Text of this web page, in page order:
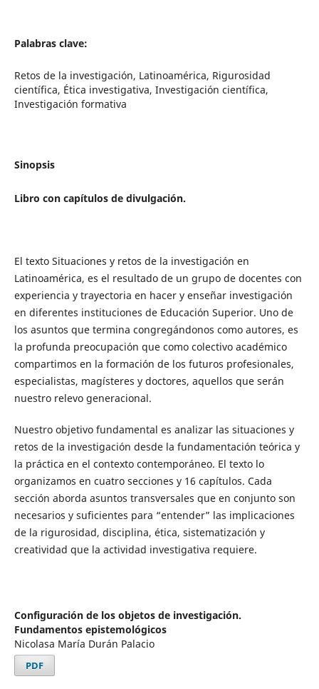
Palabras clave:
Retos de la investigación, Latinoamérica, Rigurosidad
científica, Ética investigativa, Investigación científica,
Investigación formativa
Sinopsis
Libro con capítulos de divulgación.
El texto Situaciones y retos de la investigación en
Latinoamérica, es el resultado de un grupo de docentes con
experiencia y trayectoria en hacer y enseñar investigación
en diferentes instituciones de Educación Superior. Uno de
los asuntos que termina congregándonos como autores, es
la profunda preocupación que como colectivo académico
compartimos en la formación de los futuros profesionales,
especialistas, magísteres y doctores, aquellos que serán
nuestro relevo generacional.
Nuestro objetivo fundamental es analizar las situaciones y
retos de la investigación desde la fundamentación teórica y
la práctica en el contexto contemporáneo. El texto lo
organizamos en cuatro secciones y 16 capítulos. Cada
sección aborda asuntos transversales que en conjunto son
necesarios y suficientes para “entender” las implicaciones
de la rigurosidad, disciplina, ética, sistematización y
creatividad que la actividad investigativa requiere.
Configuración de los objetos de investigación.
Fundamentos epistemológicos
Nicolasa María Durán Palacio
PDF